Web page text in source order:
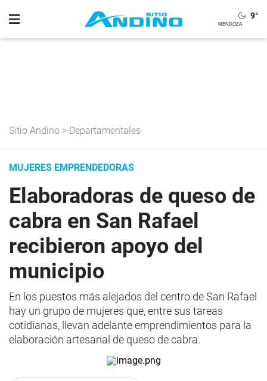
9°
Sitio Andino > Departamentales
MUJERES EMPRENDEDORAS
Elaboradoras de queso de
cabra en San Rafael
recibieron apoyo del
municipio
En los puestos más alejados del centro de San Rafael
hay un grupo de mujeres que, entre sus tareas
cotidianas, llevan adelante emprendimientos para la
elaboración artesanal de queso de cabra.